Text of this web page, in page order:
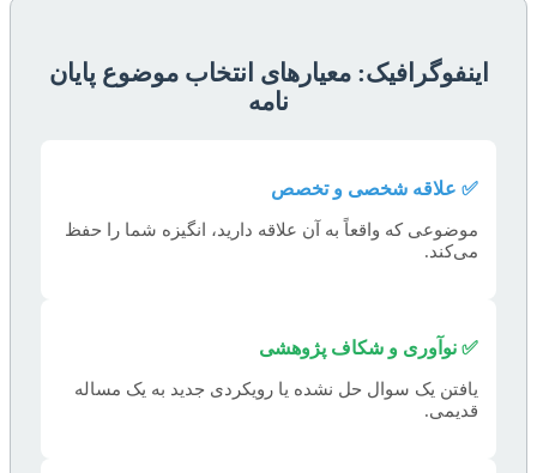
اینفوگرافیک: معیارهای انتخاب موضوع پایان
نامه
✅ علاقه شخصی و تخصص
موضوعی که واقعاً به آن علاقه دارید، انگیزه شما را حفظ
می‌کند.
✅ نوآوری و شکاف پژوهشی
یافتن یک سوال حل نشده یا رویکردی جدید به یک مساله
قدیمی.